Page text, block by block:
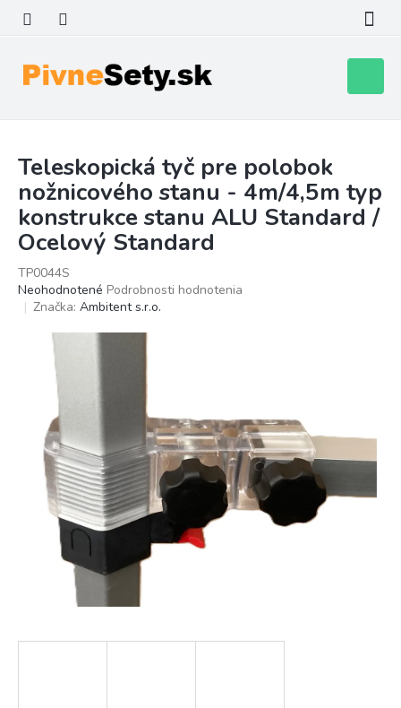
obsah
košík
Teleskopická tyč pre polobok
nožnicového stanu - 4m/4,5m typ
konstrukce stanu ALU Standard /
Ocelový Standard
TP0044S
Priemerné
hodnotenie
Neohodnotené Podrobnosti hodnotenia
Značka: Ambitent s.r.o.